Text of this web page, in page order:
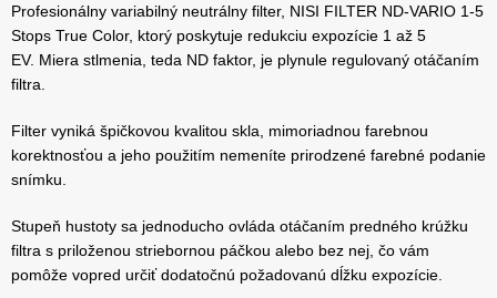
Profesionálny variabilný neutrálny filter, NISI FILTER ND-VARIO 1-5
Stops True Color, ktorý poskytuje redukciu expozície 1 až 5
EV. Miera stlmenia, teda ND faktor, je plynule regulovaný otáčaním
filtra.
Filter vyniká špičkovou kvalitou skla, mimoriadnou farebnou
korektnosťou a jeho použitím nemeníte prirodzené farebné podanie
snímku.
Stupeň hustoty sa jednoducho ovláda otáčaním predného krúžku
filtra s priloženou striebornou páčkou alebo bez nej, čo vám
pomôže vopred určiť dodatočnú požadovanú dĺžku expozície.